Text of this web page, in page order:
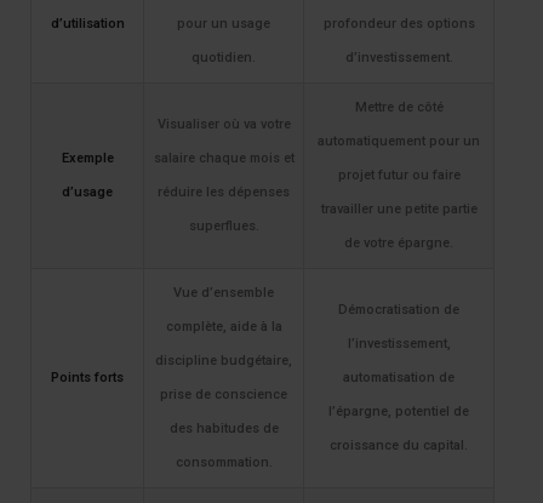
d’utilisation pour un usage
quotidien.
profondeur des options
d’investissement.
Exemple
d’usage
Visualiser où va votre
salaire chaque mois et
réduire les dépenses
superflues.
Mettre de côté
automatiquement pour un
projet futur ou faire
travailler une petite partie
de votre épargne.
Points forts
Vue d’ensemble
complète, aide à la
discipline budgétaire,
prise de conscience
des habitudes de
consommation.
Démocratisation de
l’investissement,
automatisation de
l’épargne, potentiel de
croissance du capital.